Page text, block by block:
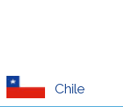
Chile